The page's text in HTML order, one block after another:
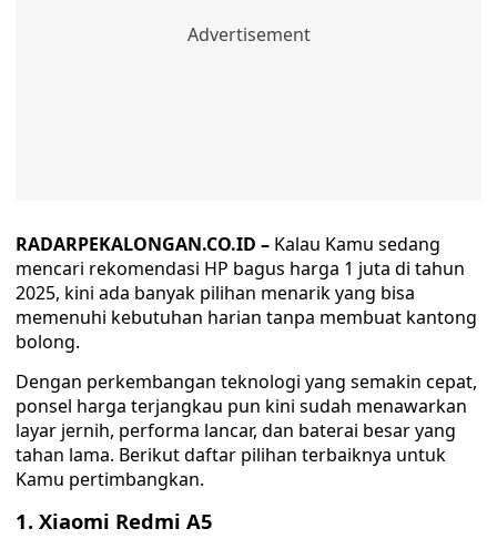
RADARPEKALONGAN.CO.ID – Kalau Kamu sedang
mencari rekomendasi HP bagus harga 1 juta di tahun
2025, kini ada banyak pilihan menarik yang bisa
memenuhi kebutuhan harian tanpa membuat kantong
bolong.
Dengan perkembangan teknologi yang semakin cepat,
ponsel harga terjangkau pun kini sudah menawarkan
layar jernih, performa lancar, dan baterai besar yang
tahan lama. Berikut daftar pilihan terbaiknya untuk
Kamu pertimbangkan.
1. Xiaomi Redmi A5